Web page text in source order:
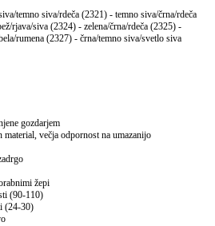
temno siva/rdeča (2321) - temno siva/črna/rdeča
rjava/siva (2324) - zelena/črna/rdeča (2325) -
rumena (2327) - črna/temno siva/svetlo siva
gozdarjem
večja odpornost na umazanijo
žepi
(90-110)
(24-30)